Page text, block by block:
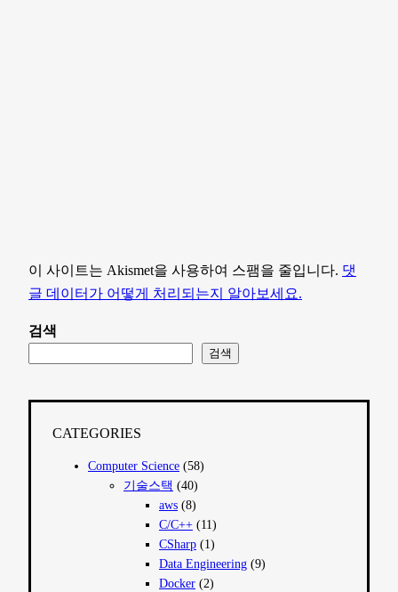
이 사이트는 Akismet을 사용하여 스팸을 줄입니다. 댓
글 데이터가 어떻게 처리되는지 알아보세요.
검색
검색
CATEGORIES
Computer Science (58)
기술스택 (40)
aws (8)
C/C++ (11)
CSharp (1)
Data Engineering (9)
Docker (2)